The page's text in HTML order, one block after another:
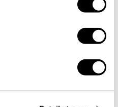
van airco
afspraak maken